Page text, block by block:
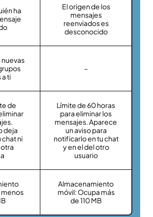
ha
El origen de los
mensajes
reenviados es
desconocido
ti
–
de
deja
chat ni
Límite de 60 horas
para eliminar los
mensajes. Aparece
un aviso para
notificarlo en tu chat
y en el del otro
usuario
menos
Almacenamiento
móvil: Ocupa más
de 110 MB